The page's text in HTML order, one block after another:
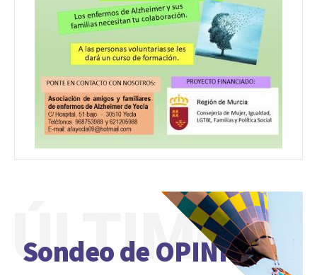
Sondeo de OPINIÓN
ÚLTIMO